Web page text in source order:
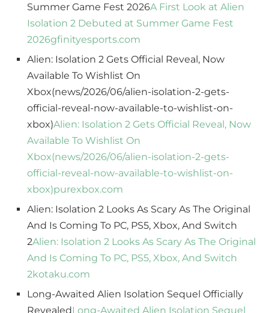
Summer Game Fest 2026A First Look at Alien
Isolation 2 Debuted at Summer Game Fest
2026gfinityesports.com
Alien: Isolation 2 Gets Official Reveal, Now
Available To Wishlist On
Xbox(news/2026/06/alien-isolation-2-gets-
official-reveal-now-available-to-wishlist-on-
xbox)Alien: Isolation 2 Gets Official Reveal, Now
Available To Wishlist On
Xbox(news/2026/06/alien-isolation-2-gets-
official-reveal-now-available-to-wishlist-on-
xbox)purexbox.com
Alien: Isolation 2 Looks As Scary As The Original
And Is Coming To PC, PS5, Xbox, And Switch
2Alien: Isolation 2 Looks As Scary As The Original
And Is Coming To PC, PS5, Xbox, And Switch
2kotaku.com
Long-Awaited Alien Isolation Sequel Officially
RevealedLong-Awaited Alien Isolation Sequel